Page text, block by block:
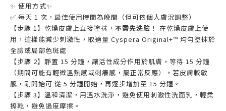
✨ 使用方式✨
✅ 每天 1 次，最佳使用時間為晚間（但可依個人膚況調整）
【步驟 1】乾燥皮膚上直接塗抹， 不需先洗臉 ！ 在乾燥皮膚上使
用，這樣能減少刺激性，取適量 Cyspera Original+™ 均勻塗抹於
全臉或局部色斑處
【步驟 2】靜置 15 分鐘，讓活性成分作用於肌膚，等待 15 分鐘
（期間可能有輕微溫熱感或刺癢感，屬正常反應），若皮膚較敏
感，剛開始可 從 5 分鐘開始，再逐步增加至 15 分鐘。
【步驟 3】溫和清潔，用溫水洗淨，避免使用刺激性洗面乳，輕柔
擦乾，避免過度摩擦。